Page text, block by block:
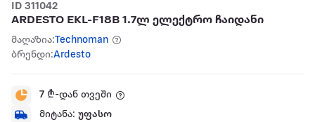
ID 311042
ARDESTO EKL-F18B 1.7ლ ელექტრო ჩაიდანი
მაღაზია:Technoman
ბრენდი:Ardesto
7 ₾-დან თვეში
მიტანა: უფასო